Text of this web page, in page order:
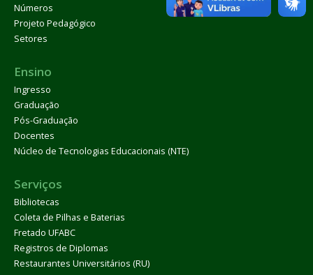
Números
Projeto Pedagógico
Setores
Ensino
Ingresso
Graduação
Pós-Graduação
Docentes
Núcleo de Tecnologias Educacionais (NTE)
Serviços
Bibliotecas
Coleta de Pilhas e Baterias
Fretado UFABC
Registros de Diplomas
Restaurantes Universitários (RU)